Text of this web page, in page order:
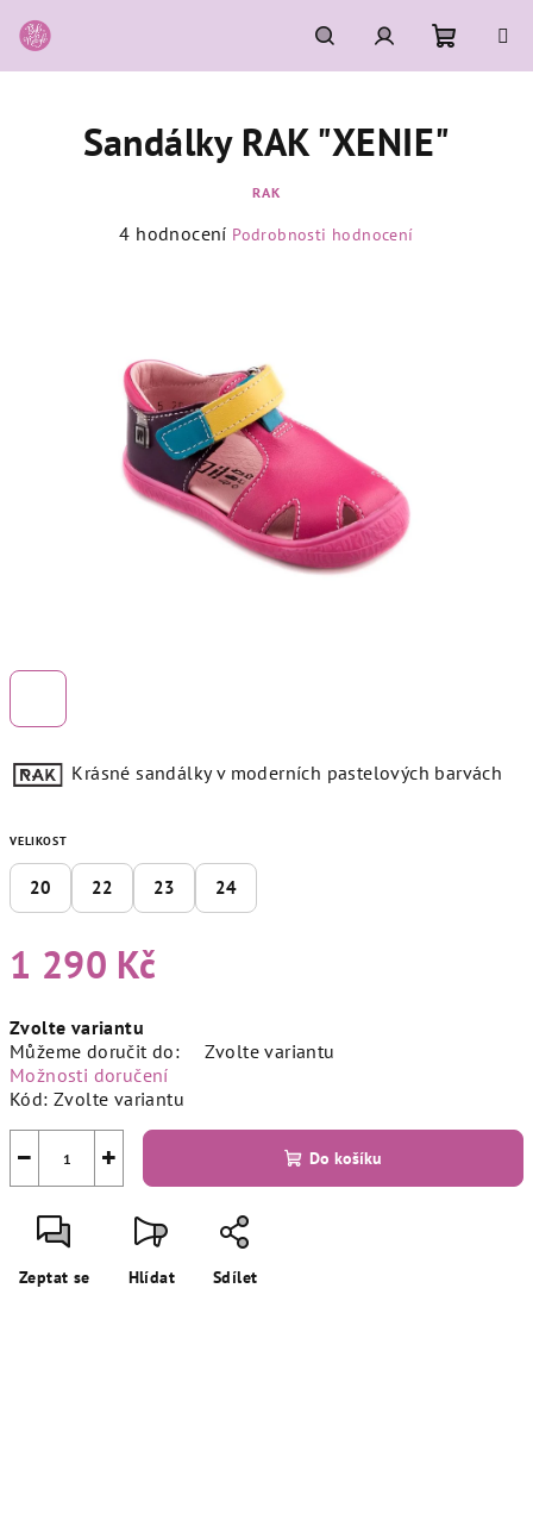
na
obsah
HledatPřihlášeníNákupní
košík
Krásné sandálky v moderních pastelových barvách
VELIKOST
20 22 23 24
1 290 Kč
cena:
Zvolte variantu
Můžeme doručit do:
Zvolte variantu
Možnosti doručení
Kód: Zvolte variantu
+
− Do košíku
Zeptat se Hlídat Sdílet
Sandálky RAK "XENIE"
RAK
Průměrné
5
hvězdiček.
4 hodnocení Podrobnosti hodnocení